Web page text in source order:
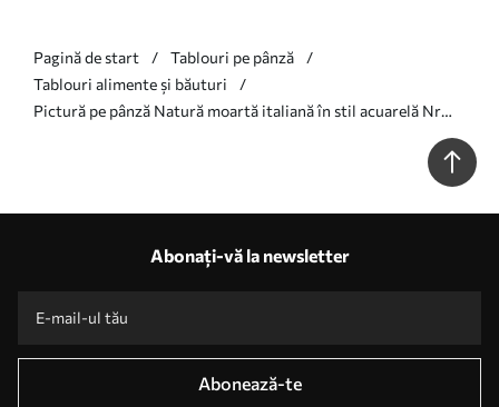
Pagină de start
Tablouri pe pânză
Tablouri alimente și băuturi
Pictură pe pânză Natură moartă italiană în stil acuarelă Nr
Abonați-vă la newsletter
Abonează-te